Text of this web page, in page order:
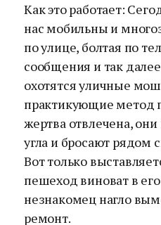
Как это работает:
нас мобильны и
по улице, болтая по
сообщения и так
охотятся уличные
практикующие метод
жертва отвлечена,
угла и бросают рядом
Вот только
пешеход виноват в
незнакомец нагло
ремонт.